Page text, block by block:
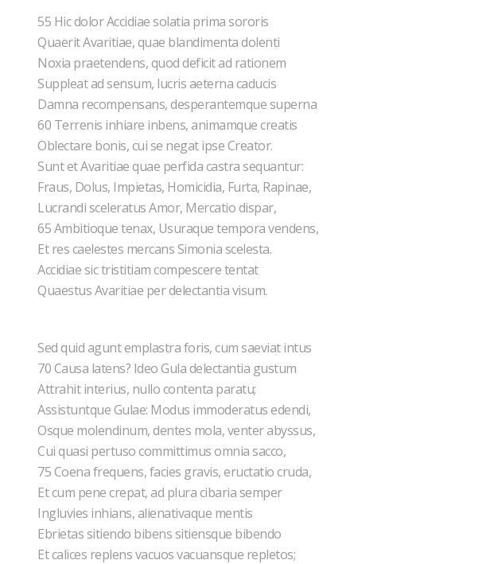
55 Hic dolor Accidiae solatia prima sororis
Quaerit Avaritiae, quae blandimenta dolenti
Noxia praetendens, quod deficit ad rationem
Suppleat ad sensum, lucris aeterna caducis
Damna recompensans, desperantemque superna
60 Terrenis inhiare inbens, animamque creatis
Oblectare bonis, cui se negat ipse Creator.
Sunt et Avaritiae quae perfida castra sequantur:
Fraus, Dolus, Impietas, Homicidia, Furta, Rapinae,
Lucrandi sceleratus Amor, Mercatio dispar,
65 Ambitioque tenax, Usuraque tempora vendens,
Et res caelestes mercans Simonia scelesta.
Accidiae sic tristitiam compescere tentat
Quaestus Avaritiae per delectantia visum.
Sed quid agunt emplastra foris, cum saeviat intus
70 Causa latens? Ideo Gula delectantia gustum
Attrahit interius, nullo contenta paratu;
Assistuntque Gulae: Modus immoderatus edendi,
Osque molendinum, dentes mola, venter abyssus,
Cui quasi pertuso committimus omnia sacco,
75 Coena frequens, facies gravis, eructatio cruda,
Et cum pene crepat, ad plura cibaria semper
Ingluvies inhians, alienativaque mentis
Ebrietas sitiendo bibens sitiensque bibendo
Et calices replens vacuos vacuansque repletos;